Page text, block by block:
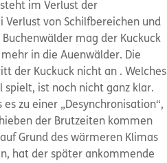
im Verlust der
Verlust von Schilfbereichen und
mag der Kuckuck
in die Auenwälder. Die
der Kuckuck nicht an . Welches
spielt, ist noch nicht ganz klar.
zu einer „Desynchronisation“,
der Brutzeiten kommen
Grund des wärmeren Klimas
hat der später ankommende